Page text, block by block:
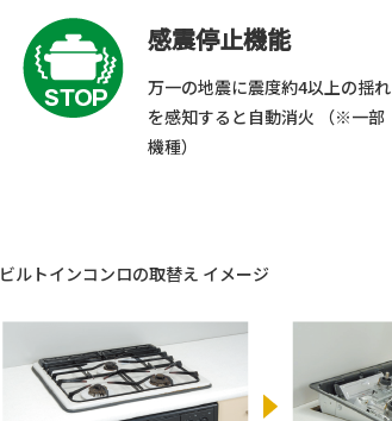
感震停止機能
万一の地震に震度約4以上の揺れ
を感知すると自動消火 （※一部
機種）
ビルトインコンロの取替え イメージ